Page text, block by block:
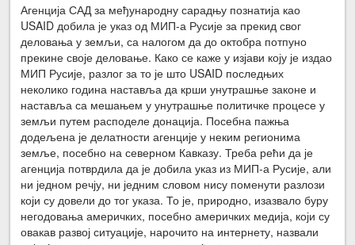
Агенција САД за међународну сарадњу познатија као
USAID добила је указ од МИП-а Русије за прекид свог
деловања у земљи, са налогом да до октобра потпуно
прекине своје деловање. Како се каже у изјави коју је издао
МИП Русије, разлог за то је што USAID последњих
неколико година наставља да крши унутрашње законе и
наставља са мешањем у унутрашње политичке процесе у
земљи путем расподеле донација. Посебна пажња
додељена је делатности агенције у неким регионима
земље, посебно на северном Кавказу. Треба рећи да је
агенција потврдила да је добила указ из МИП-а Русије, али
ни једном речју, ни једним словом нису поменути разлози
који су довели до тог указа. То је, природно, изазвало буру
негодовања америчких, посебно америчких медија, који су
овакав развој ситуације, нарочито на интернету, назвали